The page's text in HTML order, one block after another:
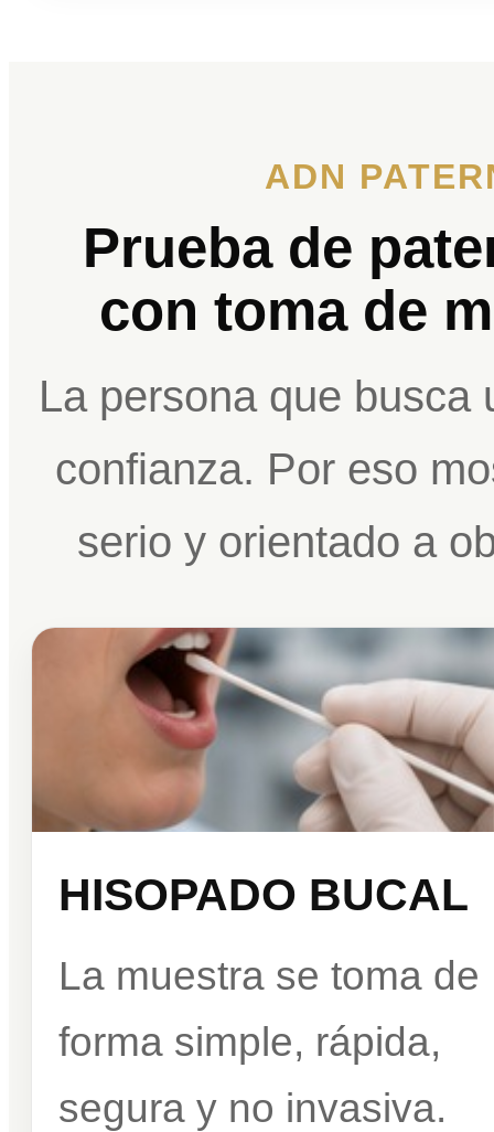
ADN
Prueba de
con toma de
La persona que busca
confianza. Por eso
serio y orientado a
HISOPADO BUCAL
La muestra se toma de
forma simple, rápida,
segura y no invasiva.